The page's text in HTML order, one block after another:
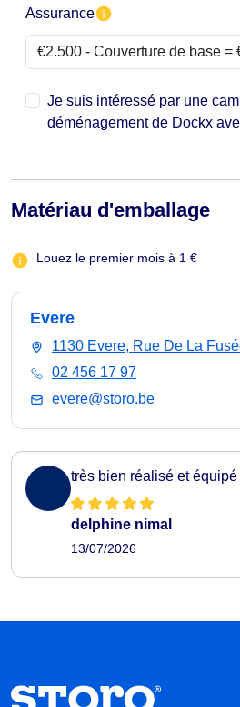
Assurance
Je suis intéressé par une
déménagement de Dockx
Matériau d'emballage
Louez le premier mois à 1 €
Evere
1130 Evere, Rue De La
02 456 17 97
evere@storo.be
très bien réalisé et équipé
delphine nimal
13/07/2026